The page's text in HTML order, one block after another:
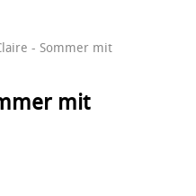
- Sommer mit
mit